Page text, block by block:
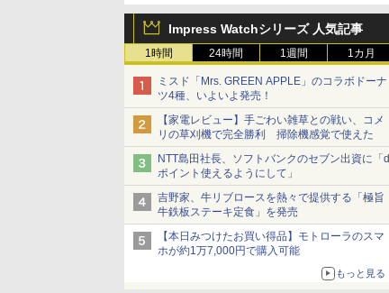
Impress Watchシリーズ 人気記事
1時間 24時間 1週間 1カ月
ミスド「Mrs. GREEN APPLE」のコラボドーナ
ツ4種、いよいよ発売！
【家電レビュー】手ごわい雑草との戦い、コメ
リの草刈機で完全勝利 掃除機感覚で使えた
NTT島田社長、ソフトバンクのセブン出資に「d
ポイント使えるようにして」
吉野家、牛リブロースを熱々で提供する「極旨
牛鉄板ステーキ定食」を発売
【本日みつけたお買い得品】モトローラのスマ
ホが約1万7,000円で購入可能
もっと見る